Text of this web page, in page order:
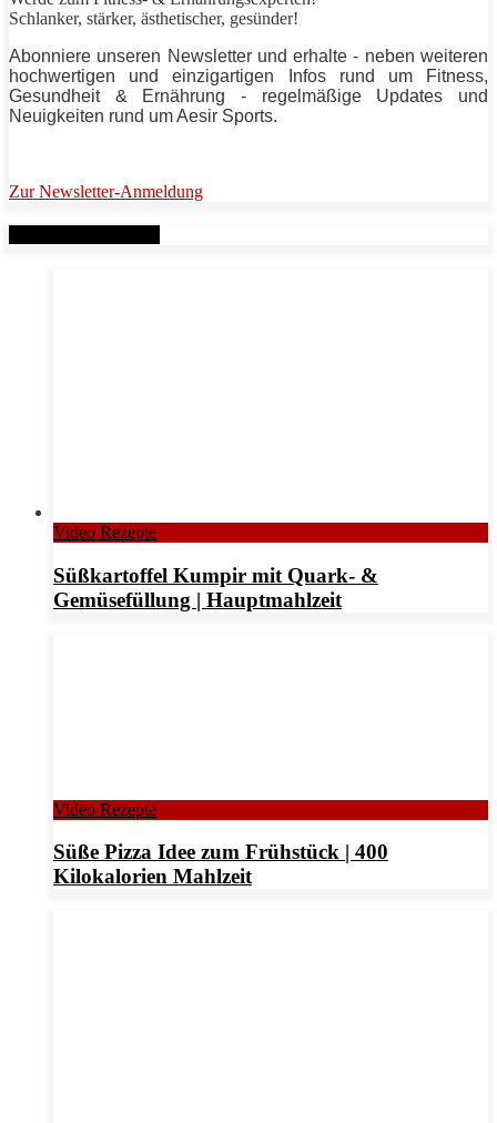
Schlanker, stärker, ästhetischer, gesünder!
Abonniere unseren Newsletter und erhalte - neben weiteren
hochwertigen und einzigartigen Infos rund um Fitness,
Gesundheit & Ernährung - regelmäßige Updates und
Neuigkeiten rund umAesir Sports.
Zur Newsletter-Anmeldung
Video Rezepte
Süßkartoffel Kumpir mit Quark- &
Gemüsefüllung | Hauptmahlzeit
Video Rezepte
Süße Pizza Idee zum Frühstück | 400
Kilokalorien Mahlzeit